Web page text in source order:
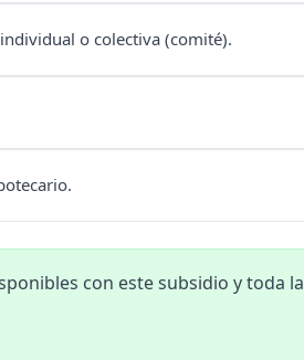
o colectiva (comité).
con este subsidio y toda la